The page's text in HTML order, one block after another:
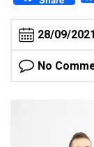
28/09/2021
No